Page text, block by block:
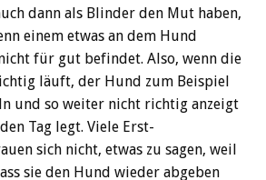
dann als Blinder den Mut haben,
einem etwas an dem Hund
für gut befindet. Also, wenn die
läuft, der Hund zum Beispiel
und so weiter nicht richtig anzeigt
Tag legt. Viele Erst-
sich nicht, etwas zu sagen, weil
sie den Hund wieder abgeben